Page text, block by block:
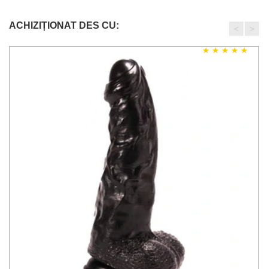
ACHIZIȚIONAT DES CU: < >